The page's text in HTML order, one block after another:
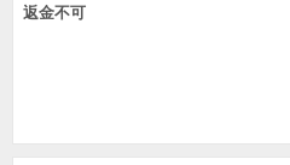
返金不可